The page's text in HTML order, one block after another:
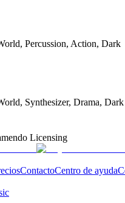
Percussion, Action, Dark
Synthesizer, Drama, Dark
Licensing
ContactoCentro de ayuda